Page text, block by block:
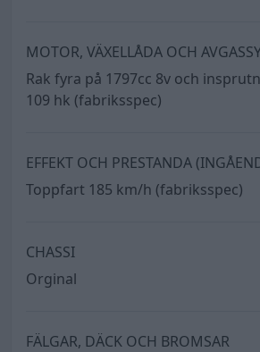
MOTOR, VÄXELLÅDA OCH
Rak fyra på 1797cc 8v och
109 hk (fabriksspec)
EFFEKT OCH PRESTANDA
Toppfart 185 km/h (fabriksspec)
CHASSI
Orginal
FÄLGAR, DÄCK OCH BROMSAR